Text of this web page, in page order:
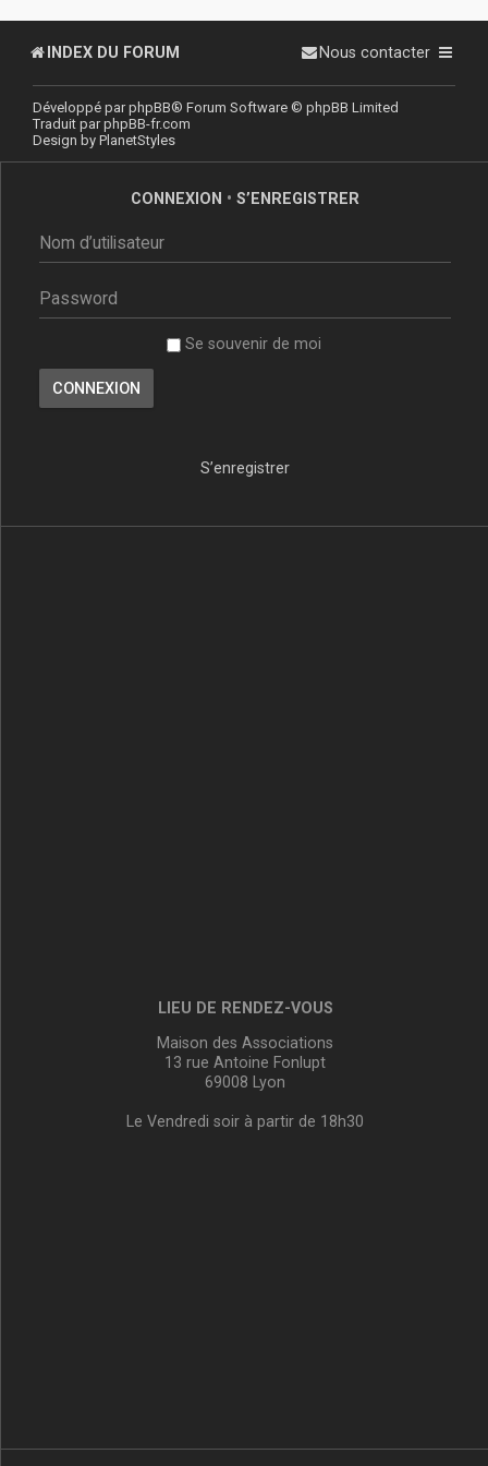
INDEX DU FORUM Nous contacter
Développé parphpBB® Forum Software © phpBB Limited
Traduit parphpBB-fr.com
Design by PlanetStyles
CONNEXION • S’ENREGISTRER
Se souvenir de moi
S’enregistrer
LIEU DE RENDEZ-VOUS
Maison des Associations
13 rue Antoine Fonlupt
69008 Lyon
Le Vendredi soir à partir de 18h30